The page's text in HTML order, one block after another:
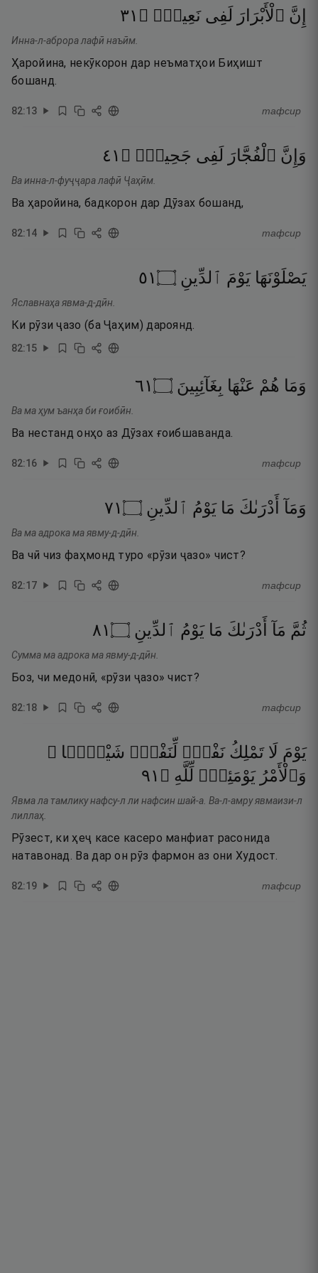
إِنَّ ٱلْأَبْرَارَ لَفِى نَعِيمٍۢ ۝ ١٣
Инна-л-аброра лафӣ наъӣм.
Ҳаройина, некӯкорон дар неъматҳои Биҳишт
бошанд.
82:13 тафсир
وَإِنَّ ٱلْفُجَّارَ لَفِى جَحِيمٍۢ ۝ ١٤
Ва инна-л-фуҷҷара лафӣ Ҷаҳӣм.
Ва ҳаройина, бадкорон дар Дӯзах бошанд,
82:14 тафсир
يَصْلَوْنَهَا يَوْمَ ٱلدِّينِ ۝١٥
Яславнаҳа явма-д-дӣн.
Ки рӯзи ҷазо (ба Ҷаҳим) дароянд.
82:15
وَمَا هُمْ عَنْهَا بِغَآئِبِينَ ۝١٦
Ва ма ҳум ъанҳа би ғоибӣн.
Ва нестанд онҳо аз Дӯзах ғоибшаванда.
82:16 тафсир
وَمَآ أَدْرَىٰكَ مَا يَوْمُ ٱلدِّينِ ۝١٧
Ва ма адрока ма явму-д-дӣн.
Ва чӣ чиз фаҳмонд туро «рӯзи ҷазо» чист?
82:17 тафсир
ثُمَّ مَآ أَدْرَىٰكَ مَا يَوْمُ ٱلدِّينِ ۝١٨
Сумма ма адрока ма явму-д-дӣн.
Боз, чи медонӣ, «рӯзи ҷазо» чист?
82:18 тафсир
يَوْمَ لَا تَمْلِكُ نَفْسٌۭ لِّنَفْسٍۢ شَيْـًۭٔا ۖ
وَٱلْأَمْرُ يَوْمَئِذٍۢ لِّلَّهِ ۝ ١٩
Явма ла тамлику нафсу-л ли нафсин шай-а. Ва-л-амру явмаизи-л
лиллаҳ.
Рӯзест, ки ҳеҷ касе касеро манфиат расонида
натавонад. Ва дар он рӯз фармон аз они Худост.
82:19 тафсир